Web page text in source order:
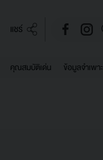
แชร์
คุณสมบัติเด่น ข้อมูลจำเพาะ